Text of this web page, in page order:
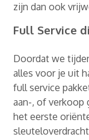
zijn dan ook
Full Service
Doordat we
alles voor je uit
full service
aan-, of verkoop
het eerste